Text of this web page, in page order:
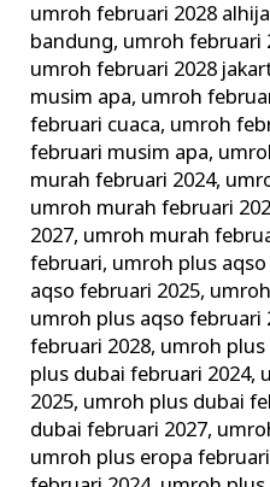
umroh februari 2028
bandung, umroh februari
umroh februari 2028
musim apa, umroh
februari cuaca, umroh
februari musim apa,
murah februari 2024,
umroh murah februari
2027, umroh murah
februari, umroh plus
aqso februari 2025,
umroh plus aqso februari
februari 2028, umroh
plus dubai februari 2024,
2025, umroh plus dubai
dubai februari 2027,
umroh plus eropa februari